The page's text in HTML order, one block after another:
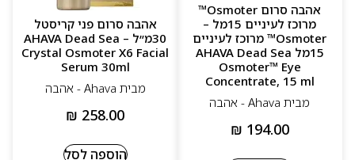
אהבה סרום Osmoter™
מרוכז לעיניים 15מל –
Osmoter™ מרוכז לעיניים
15מל AHAVA Dead Sea
Osmoter™ Eye
Concentrate, 15 ml
מבית Ahava - אהבה
₪ 194.00
אהבה סרום פני קריסטל
30מ״ל – AHAVA Dead Sea
Crystal Osmoter X6 Facial
Serum 30ml
מבית Ahava - אהבה
₪ 258.00
הוספה לסל